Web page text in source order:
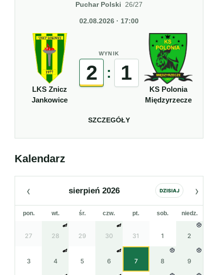
Puchar Polski 26/27
02.08.2026 · 17:00
LKS Znicz
Jankowice
WYNIK
2 : 1
KS Polonia
Międzyrzecze
SZCZEGÓŁY
Kalendarz
‹ sierpień 2026 DZISIAJ ›
pon. wt. śr. czw. pt. sob. niedz.
27 28 29 30 31 1 2
3 4 5 6 7 8 9